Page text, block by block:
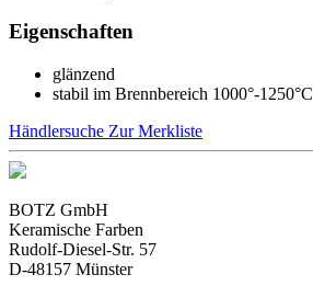
Eigenschaften
glänzend
stabil im Brennbereich 1000°-1250°C
Händlersuche Zur Merkliste
BOTZ GmbH
Keramische Farben
Rudolf-Diesel-Str. 57
D-48157 Münster